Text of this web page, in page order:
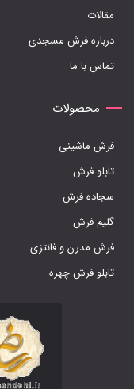
مقالات
درباره فرش مسجدی
تماس با ما
محصولات
فرش ماشینی
تابلو فرش
سجاده فرش
گلیم فرش
فرش مدرن و فانتزی
تابلو فرش چهره